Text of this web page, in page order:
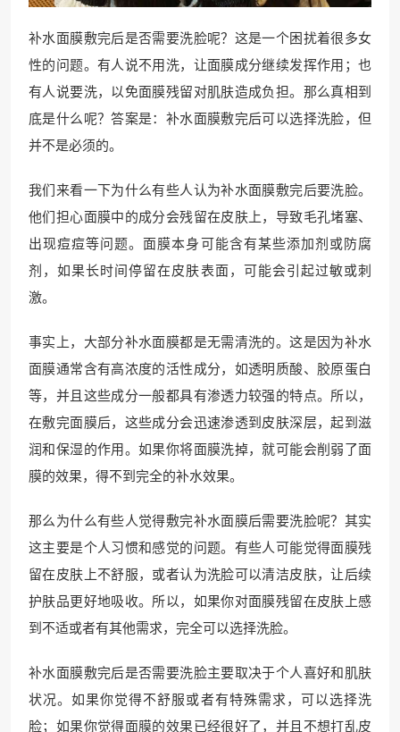
补水面膜敷完后是否需要洗脸呢？这是一个困扰着很多女
性的问题。有人说不用洗，让面膜成分继续发挥作用；也
有人说要洗，以免面膜残留对肌肤造成负担。那么真相到
底是什么呢？答案是：补水面膜敷完后可以选择洗脸，但
并不是必须的。
我们来看一下为什么有些人认为补水面膜敷完后要洗脸。
他们担心面膜中的成分会残留在皮肤上，导致毛孔堵塞、
出现痘痘等问题。面膜本身可能含有某些添加剂或防腐
剂，如果长时间停留在皮肤表面，可能会引起过敏或刺
激。
事实上，大部分补水面膜都是无需清洗的。这是因为补水
面膜通常含有高浓度的活性成分，如透明质酸、胶原蛋白
等，并且这些成分一般都具有渗透力较强的特点。所以，
在敷完面膜后，这些成分会迅速渗透到皮肤深层，起到滋
润和保湿的作用。如果你将面膜洗掉，就可能会削弱了面
膜的效果，得不到完全的补水效果。
那么为什么有些人觉得敷完补水面膜后需要洗脸呢？其实
这主要是个人习惯和感觉的问题。有些人可能觉得面膜残
留在皮肤上不舒服，或者认为洗脸可以清洁皮肤，让后续
护肤品更好地吸收。所以，如果你对面膜残留在皮肤上感
到不适或者有其他需求，完全可以选择洗脸。
补水面膜敷完后是否需要洗脸主要取决于个人喜好和肌肤
状况。如果你觉得不舒服或者有特殊需求，可以选择洗
脸；如果你觉得面膜的效果已经很好了，并且不想打乱皮